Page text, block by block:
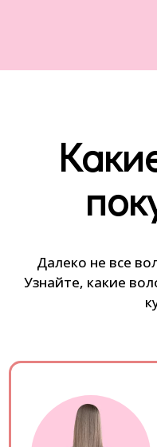
Далеко не все
Узнайте, какие